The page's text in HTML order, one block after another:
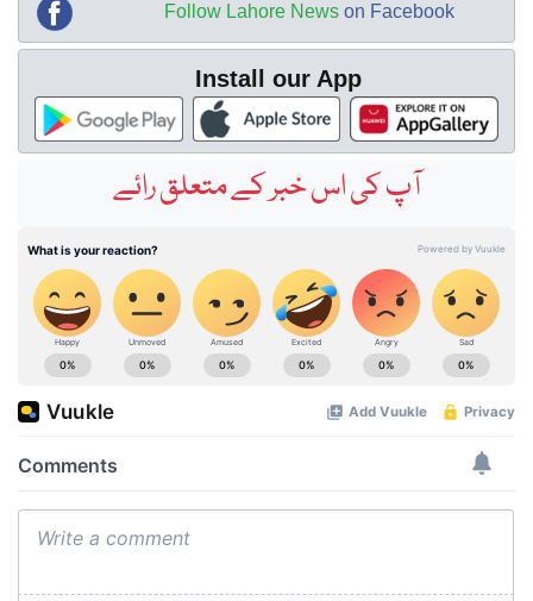
Follow Lahore News on Facebook
Install our App
آپ کی اس خبر کے متعلق رائے